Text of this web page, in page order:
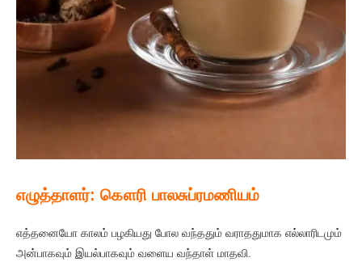
எழுத்தாளர்: கௌரி பாலசுப்ரமணியம்
எத்தனையோ காலம் பழகியது போல வந்ததும் வராததுமாக எல்லாரிடமும்
அன்பாகவும் இயல்பாகவும் வளைய வந்தாள் மாதவி.